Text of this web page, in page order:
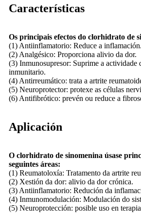
Características
Os principais efectos do clorhidrato de
(1) Antiinflamatorio: Reduce a inflamación.
(2) Analgésico: Proporciona alivio da dor.
(3) Inmunosupresor: Suprime a actividade
inmunitario.
(4) Antirreumático: trata a artrite
(5) Neuroprotector: protexe as células
(6) Antifibrótico: prevén ou reduce a
Aplicación
O clorhidrato de sinomenina úsase
seguintes áreas:
(1) Reumatoloxía: Tratamento da artrite
(2) Xestión da dor: alivio da dor crónica.
(3) Antiinflamatorio: Redución da
(4) Inmunomodulación: Modulación do
(5) Neuroprotección: posible uso en